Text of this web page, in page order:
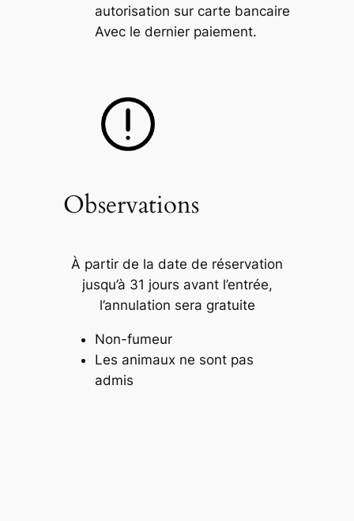
autorisation sur carte bancaire
Avec le dernier paiement.
Observations
À partir de la date de réservation
jusqu’à 31 jours avant l’entrée,
l’annulation sera gratuite
Non-fumeur
Les animaux ne sont pas
admis